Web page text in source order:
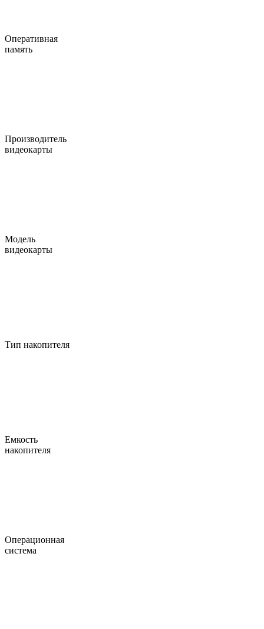
Оперативная
память
Производитель
видеокарты
Модель
видеокарты
Тип накопителя
Емкость
накопителя
Операционная
система